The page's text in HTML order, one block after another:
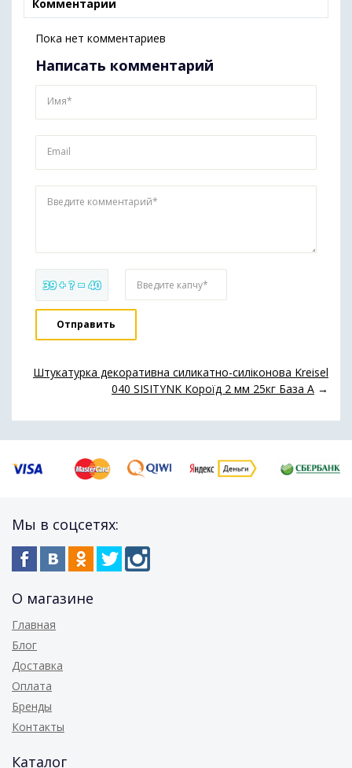
Комментарии
Пока нет комментариев
Написать комментарий
Имя*
Email
Введите комментарий*
39 + ? = 40 Введите капчу*
Штукатурка декоративна силикатно-силіконова Kreisel
040 SISITYNK Короїд 2 мм 25кг База А →
Мы в соцсетях:
О магазине
Главная
Блог
Доставка
Оплата
Бренды
Контакты
Каталог